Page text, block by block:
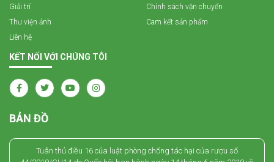
Giải trí
Thư viện ảnh
Liên hệ
Chính sách vận chuyển
Cam kết sản phẩm
KẾT NỐI VỚI CHÚNG TÔI
BẢN ĐỒ
Tuân thủ điều 16 của luật phòng chống tác hại của rượu số